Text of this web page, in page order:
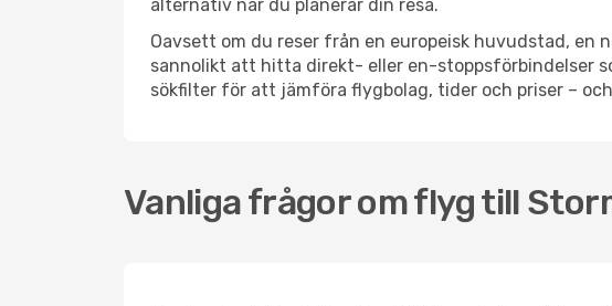
alternativ när du planerar din resa.
Oavsett om du reser från en europeisk huvudstad, en
sannolikt att hitta direkt- eller en-stoppsförbindelser
sökfilter för att jämföra flygbolag, tider och priser –
Vanliga frågor om flyg till